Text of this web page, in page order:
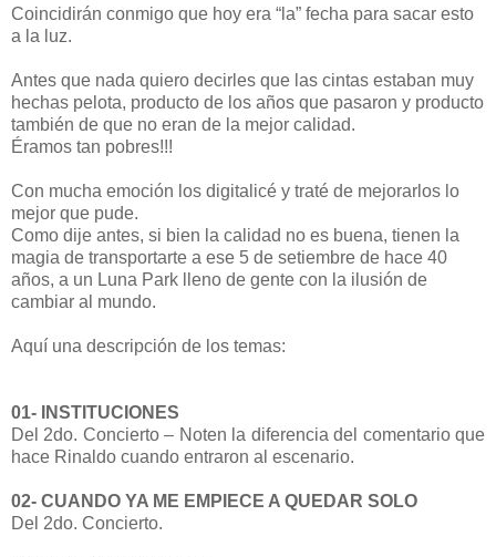
Coincidirán conmigo que hoy era “la” fecha para sacar esto
a la luz.
Antes que nada quiero decirles que las cintas estaban muy
hechas pelota, producto de los años que pasaron y producto
también de que no eran de la mejor calidad.
Éramos tan pobres!!!
Con mucha emoción los digitalicé y traté de mejorarlos lo
mejor que pude.
Como dije antes, si bien la calidad no es buena, tienen la
magia de transportarte a ese 5 de setiembre de hace 40
años, a un Luna Park lleno de gente con la ilusión de
cambiar al mundo.
Aquí una descripción de los temas:
01- INSTITUCIONES
Del 2do. Concierto – Noten la diferencia del comentario que
hace Rinaldo cuando entraron al escenario.
02- CUANDO YA ME EMPIECE A QUEDAR SOLO
Del 2do. Concierto.